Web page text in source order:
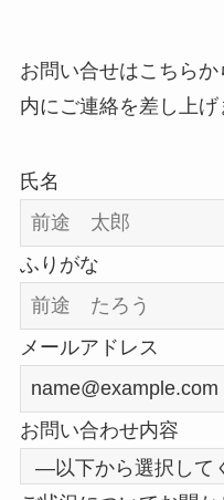
お問い合せはこちら
内にご連絡を差し上げ
氏名
ふりがな
メールアドレス
お問い合わせ内容